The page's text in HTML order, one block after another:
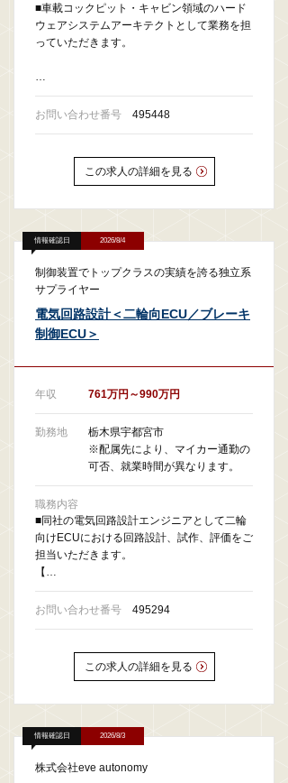
■車載コックピット・キャビン領域のハード
ウェアシステムアーキテクトとして業務を担
っていただきます。
お問い合わせ番号 495448
この求人の詳細を見る
情報確認日 2026/8/4
制御装置でトップクラスの実績を誇る独立系
サプライヤー
電気回路設計＜二輪向ECU／ブレーキ
制御ECU＞
年収 761万円～990万円
勤務地
栃木県宇都宮市
※配属先により、マイカー通勤の
可否、就業時間が異なります。
職務内容
■同社の電気回路設計エンジニアとして二輪
向けECUにおける回路設計、試作、評価をご
担当いただきます。
【…
お問い合わせ番号 495294
この求人の詳細を見る
情報確認日 2026/8/3
株式会社eve autonomy